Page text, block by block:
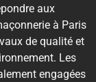
aux
à Paris
de qualité et
Les
engagées